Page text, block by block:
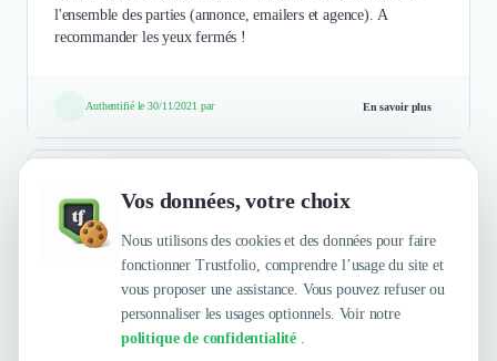
Vos données, votre choix
Nous utilisons des cookies et des données pour faire
fonctionner Trustfolio, comprendre l’usage du site et
vous proposer une assistance. Vous pouvez refuser ou
personnaliser les usages optionnels. Voir notre
politique de confidentialité .
l'ensemble des parties (annonce, emailers et agence). A
recommander les yeux fermés !
Authentifié le 30/11/2021 par En savoir plus
Greenweez.com
Commerce & Vente au détail
Leader des courses en ligne bio et écologiques avec plus de 125
000 produits | Livraison à partir de 1€ | C'est si simple de
mieux consommer | Greenweez.com, la ...